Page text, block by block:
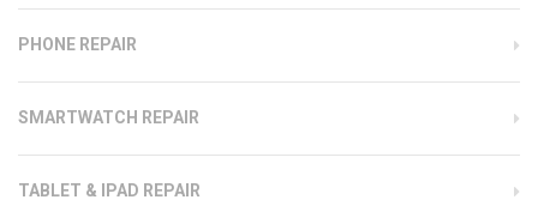
PHONE REPAIR
SMARTWATCH REPAIR
TABLET & IPAD REPAIR